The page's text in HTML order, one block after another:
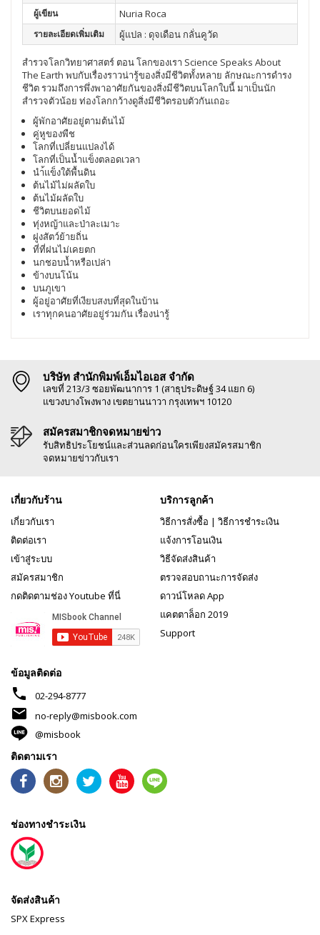
ผู้เขียน Nuria Roca
รายละเอียดเพิ่มเติม ผู้แปล : ดุจเดือน กลั่นคูวัด
สำรวจโลกวิทยาศาสตร์ ตอน โลกของเรา Science Speaks About
The Earth พบกับเรื่องราวน่ารู้ของสิ่งมีชีวิตทั้งหลาย ลักษณะการดำรง
ชีวิต รวมถึงการพึ่งพาอาศัยกันของสิ่งมีชีวิตบนโลกใบนี้ มาเป็นนัก
สำรวจตัวน้อย ท่องโลกกว้างดูสิ่งมีชีวิตรอบตัวกันเถอะ
ผู้พักอาศัยอยู่ตามต้นไม้
คู่หูของพืช
โลกที่เปลี่ยนแปลงได้
โลกที่เป็นน้ำแข็งตลอดเวลา
นำ้แข็งใต้พื้นดิน
ต้นไม้ไม่ผลัดใบ
ต้นไม้ผลัดใบ
ชีวิตบนยอดไม้
ทุ่งหญ้าและป่าละเมาะ
ฝูงสัตว์ย้ายถิ่น
ที่ที่ฝนไม่เคยตก
นกชอบน้ำหรือเปล่า
ข้างบนโน้น
บนภูเขา
ผู้อยู่อาศัยที่เงียบสงบที่สุดในบ้าน
เราทุกคนอาศัยอยู่ร่วมกัน เรื่องน่ารู้
บริษัท สำนักพิมพ์เอ็มไอเอส จำกัด
เลขที่ 213/3 ซอยพัฒนาการ 1 (สาธุประดิษฐ์ 34 แยก 6)
แขวงบางโพงพาง เขตยานนาวา กรุงเทพฯ 10120
สมัครสมาชิกจดหมายข่าว
รับสิทธิประโยชน์และส่วนลดก่อนใครเพียงสมัครสมาชิก
จดหมายข่าวกับเรา
เกี่ยวกับร้าน
เกี่ยวกับเรา
ติดต่อเรา
เข้าสู่ระบบ
สมัครสมาชิก
กดติดตามช่อง Youtube ที่นี่
บริการลูกค้า
วิธีการสั่งซื้อ | วิธีการชำระเงิน
แจ้งการโอนเงิน
วิธีจัดส่งสินค้า
ตรวจสอบถานะการจัดส่ง
ดาวน์โหลด App
แคตตาล็อก 2019
Support
ข้อมูลติดต่อ
phone 02-294-8777
mail
no-reply@misbook.com
@misbook
ติดตามเรา
ช่องทางชำระเงิน
จัดส่งสินค้า
SPX Express